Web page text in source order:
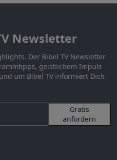
Newsletter
Der Bibel TV Newsletter
geistlichem Impuls
um Bibel TV informiert Dich
Gratis
anfordern